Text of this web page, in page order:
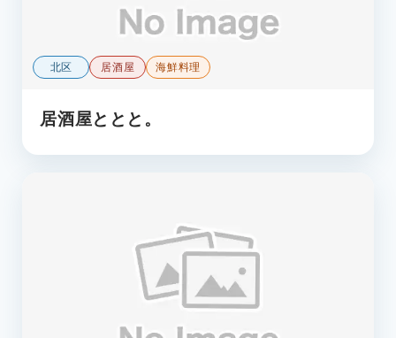
北区 居酒屋 海鮮料理
居酒屋ととと。